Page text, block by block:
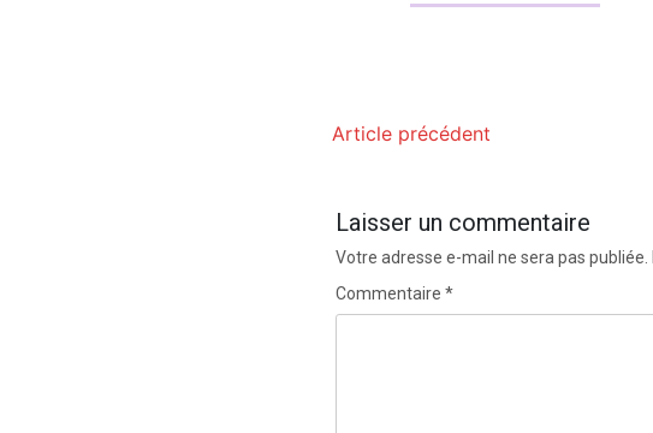
Article précédent
Laisser un commentaire
Votre adresse e-mail ne sera pas publiée.
Commentaire *